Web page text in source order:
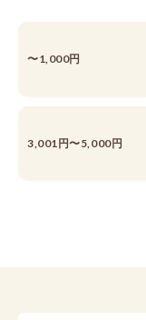
〜1,000円
3,001円〜5,000円